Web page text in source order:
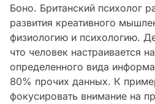
Боно. Британский психолог
развития креативного
физиологию и психологию.
что человек настраивается
определенного вида
80% прочих данных. К
фокусировать внимание на